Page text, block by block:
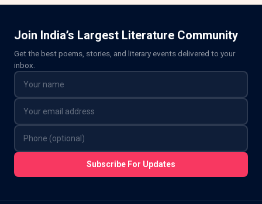
Join India’s Largest Literature Community
Get the best poems, stories, and literary events delivered to your
inbox.
Subscribe For Updates